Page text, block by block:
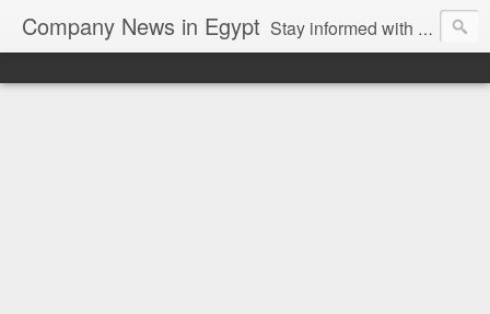
Company News in Egypt Stay informed with the latest company news and developments in Egypt and the region through our unbiased and direct news platform. Our blog publishes press releases and news directly from companies and their PR agencies, giving you a clear and unfiltered view of the industry. Make informed decisions with our easy to follow and clutter-free approach to company news.